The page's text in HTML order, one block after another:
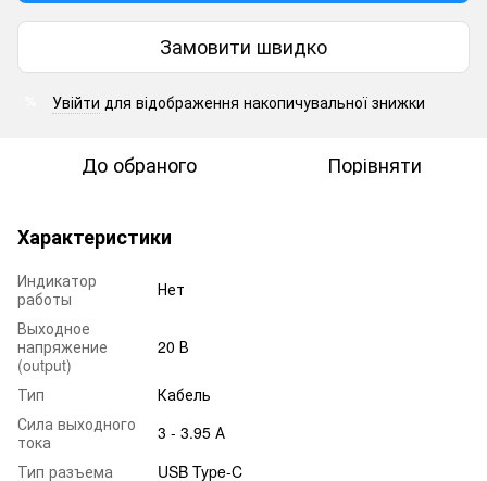
Замовити швидко
Увійти для відображення накопичувальної знижки
До обраного Порівняти
Характеристики
Индикатор
работы
Нет
Выходное
напряжение
(output)
20 В
Тип
Кабель
Сила выходного
тока
3 - 3.95 А
Тип разъема
USB Type-C